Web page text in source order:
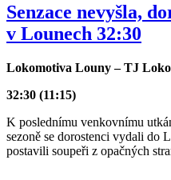
Senzace nevyšla,
v Lounech 32:30
Lokomotiva Louny – TJ Loko
32:30 (11:15)
K poslednímu venkovnímu
sezoně se dorostenci vydali do
postavili soupeři z opačných